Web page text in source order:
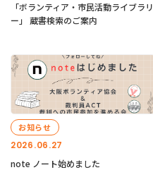
「ボランティア・市民活動ライブラリ
ー」 蔵書検索のご案内
2026.06.27
お知らせ
note ノート始めました